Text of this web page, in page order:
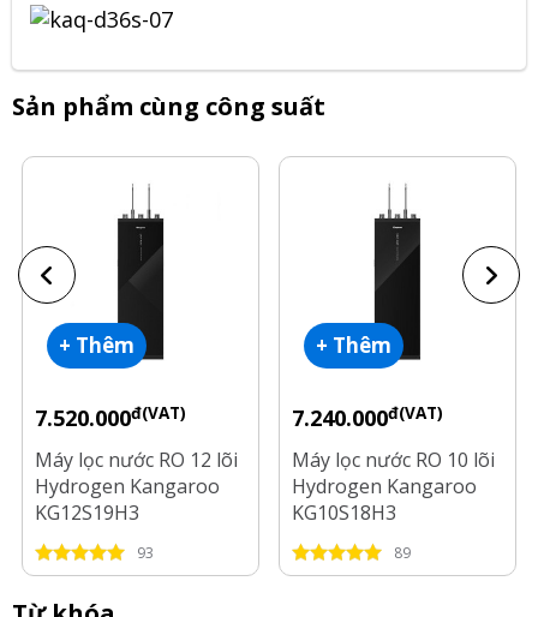
Sản phẩm cùng công suất
+ Thêm
7.520.000đ(VAT)
Máy lọc nước RO 12 lõi
Hydrogen Kangaroo
KG12S19H3
93
+ Thêm
7.240.000đ(VAT)
Máy lọc nước RO 10 lõi
Hydrogen Kangaroo
KG10S18H3
89